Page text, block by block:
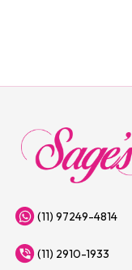
(11) 97249-4814
(11) 2910-1933